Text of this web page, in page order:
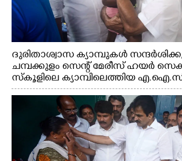
ദുരിതാശ്വാസ ക്യാമ്പുകൾ
ചമ്പക്കുളം സെന്റ് മേരീസ് ഹയർ
സ്കൂളിലെ ക്യാമ്പിലെത്തിയ
സെക്രട്ടറി കെ.സി വേണുഗോപാൽ
എടുത്ത് ലാളിച്ചപ്പോൾ.
വകുപ്പ് മന്ത്രി എം. ലിജു, കൃഷിവകുപ്പ്
റെജി ചെറിയാൻ എം. എൽ. എ